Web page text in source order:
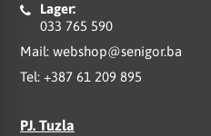
Lager:
033 765 590
Mail: webshop@senigor.ba
Tel: +387 61 209 895
PJ. Tuzla